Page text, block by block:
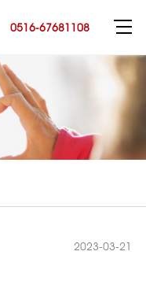
0516-67681108
2023-03-21